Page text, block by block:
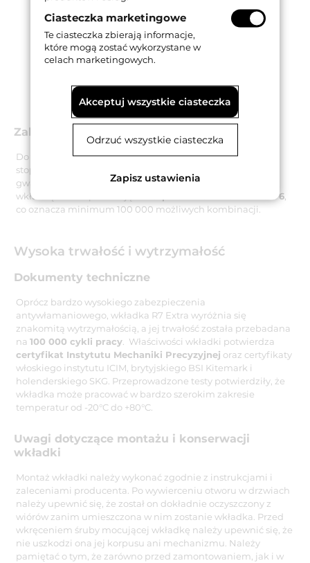
Zabezpieczenia związane z kluczami
Do wkładki dołączonych jest pięć kluczy wykonanych ze
stopu niklowego o wysokim poziomie twardości, co
gwarantuje ich wieloletnią trwałość. Dostarczane wraz z
wkładką klucze posiadają
zabezpieczenie kodu w klasie 6,
co oznacza minimum 100 000 możliwych kombinacji.
Wysoka trwałość i wytrzymałość
Dokumenty techniczne
Oprócz bardzo wysokiego zabezpieczenia
antywłamaniowego, wkładka R7 Extra wyróżnia się
znakomitą wytrzymałością, a jej trwałość została przebadana
na 100 000 cykli pracy. Właściwości wkładki potwierdza
certyfikat Instytutu Mechaniki Precyzyjnej oraz certyfikaty
włoskiego instytutu ICIM, brytyjskiego BSI Kitemark i
holenderskiego SKG. Przeprowadzone testy potwierdziły, że
wkładka może pracować w bardzo szerokim zakresie
temperatur od -20°C do +80°C.
Uwagi dotyczące montażu i konserwacji
wkładki
Montaż wkładki należy wykonać zgodnie z instrukcjami i
zaleceniami producenta. Po wywierceniu otworu w drzwiach
należy upewnić się, że został on dokładnie oczyszczony z
wiórów zanim umieszczona w nim zostanie wkładka. Przed
wkręceniem śruby mocującej wkładkę należy upewnić się, że
nie uszkodzi ona jej korpusu ani mechanizmu. Należy
pamiętać o tym, że zarówno przed zamontowaniem, jak i w
Ciasteczka marketingowe
Te ciasteczka zbierają informacje,
które mogą zostać wykorzystane w
celach marketingowych.
Akceptuj wszystkie ciasteczka
Odrzuć wszystkie ciasteczka
Zapisz ustawienia